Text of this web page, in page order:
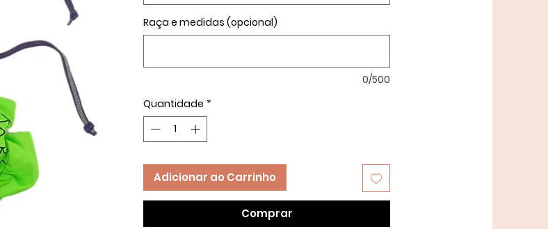
Raça e medidas (opcional)
0/500
Quantidade *
Adicionar ao Carrinho
Comprar